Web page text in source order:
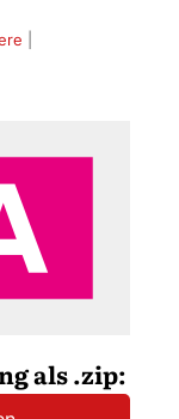
als .zip: